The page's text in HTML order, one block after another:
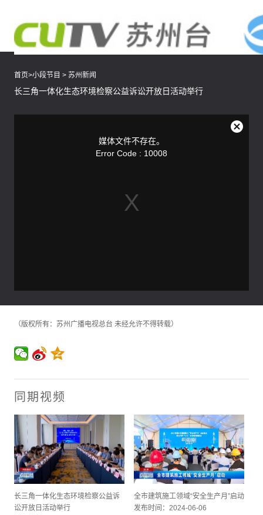
首页>小段节目 > 苏州新闻
长三角一体化生态环境检察公益诉讼开放日活动举行
媒体文件不存在。
Error Code : 10008
关
（版权所有：苏州广播电视总台 未经允许不得转载）
同期视频
长三角一体化生态环境检察公益诉
讼开放日活动举行
全市建筑施工领域“安全生产月”启动
发布时间：2024-06-06